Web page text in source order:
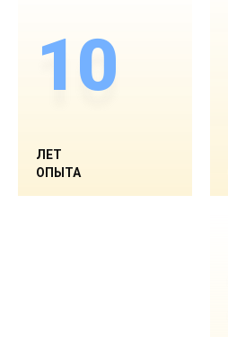
10
ЛЕТ
ОПЫТА